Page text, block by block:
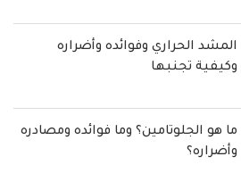
المشد الحراري وفوائده وأضراره
وكيفية تجنبها
ما هو الجلوتامين؟ وما فوائده ومصادره
وأضراره؟